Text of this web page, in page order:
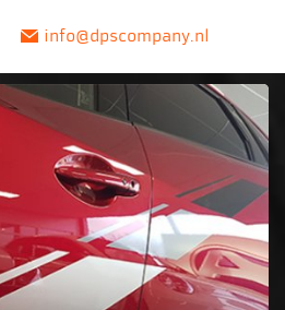
info@dpscompany.nl